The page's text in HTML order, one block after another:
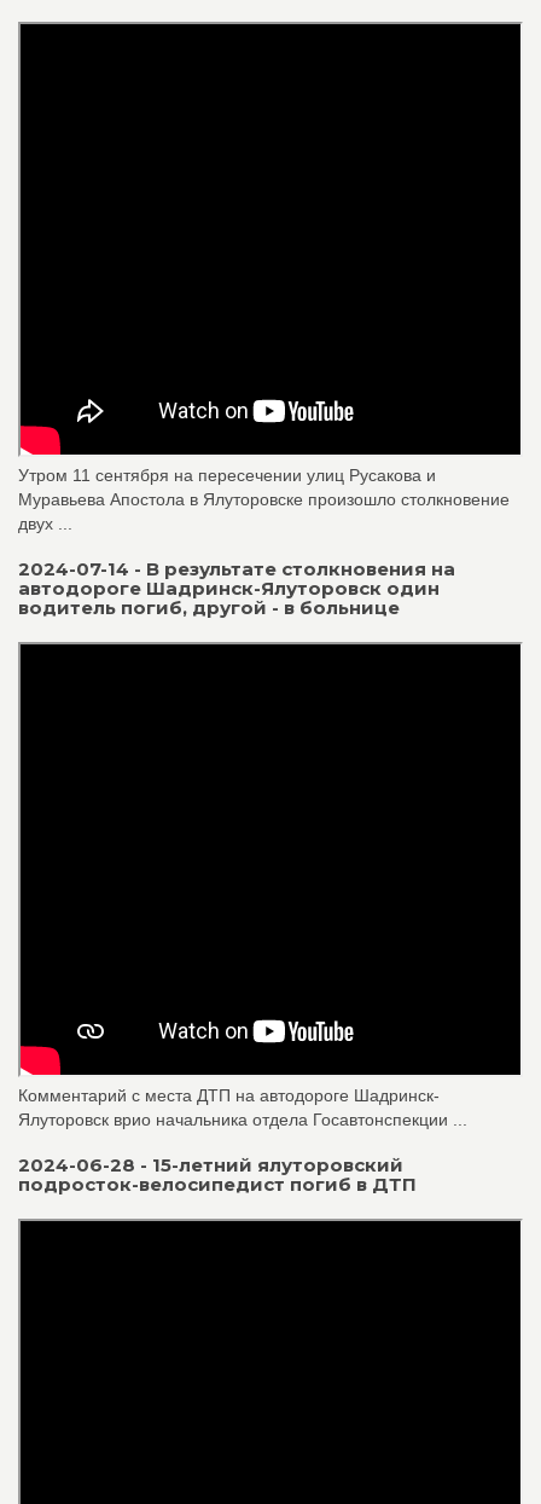
Утром 11 сентября на пересечении улиц Русакова и
Муравьева Апостола в Ялуторовске произошло столкновение
двух ...
2024-07-14 - В результате столкновения на
автодороге Шадринск-Ялуторовск один
водитель погиб, другой - в больнице
Комментарий с места ДТП на автодороге Шадринск-
Ялуторовск врио начальника отдела Госавтонспекции ...
2024-06-28 - 15-летний ялуторовский
подросток-велосипедист погиб в ДТП